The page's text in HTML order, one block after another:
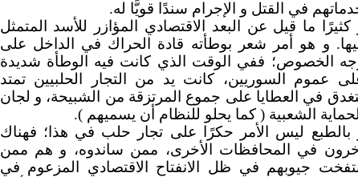
في القتل و الإجرام سندًا قويًّا له.
كثيرًا ما قيل عن البعد الاقتصادي المؤازر للأسد المتمثل
و هو أمر شعر بوطأته قادة الحراك في الداخل على
الخصوص؛ ففي الوقت الذي كانت فيه الوطأة شديدة
عموم السوريين، كانت يد من التجار الحلبيين تمتد
في العطايا على جموع المرتزقة من الشبيحة، و لجان
الحماية الشعبية ( كما يحلو للنظام أن يسميهم ).
بالطبع ليس الأمر حكرًا على تجار حلب في هذا؛ فهناك
في المحافظات الأخرى، ممن ساندوه، و هم ممن
جيوبهم في ظل الانفتاح الاقتصادي المزعوم في